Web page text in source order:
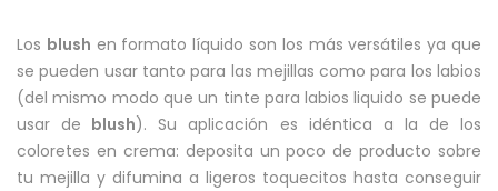
Los blush en formato líquido son los más versátiles ya que
se pueden usar tanto para las mejillas como para los labios
(del mismo modo que un tinte para labios liquido se puede
usar de blush). Su aplicación es idéntica a la de los
coloretes en crema: deposita un poco de producto sobre
tu mejilla y difumina a ligeros toquecitos hasta conseguir